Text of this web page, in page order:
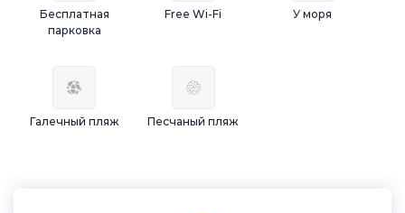
Бесплатная
парковка
Free Wi-Fi У моря
Галечный пляж Песчаный пляж